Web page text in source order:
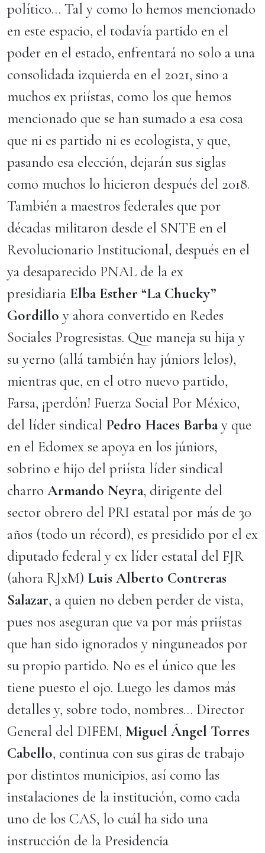
político… Tal y como lo hemos mencionado
en este espacio, el todavía partido en el
poder en el estado, enfrentará no solo a una
consolidada izquierda en el 2021, sino a
muchos ex priístas, como los que hemos
mencionado que se han sumado a esa cosa
que ni es partido ni es ecologista, y que,
pasando esa elección, dejarán sus siglas
como muchos lo hicieron después del 2018.
También a maestros federales que por
décadas militaron desde el SNTE en el
Revolucionario Institucional, después en el
ya desaparecido PNAL de la ex
presidiaria Elba Esther “La Chucky”
Gordillo y ahora convertido en Redes
Sociales Progresistas. Que maneja su hija y
su yerno (allá también hay júniors lelos),
mientras que, en el otro nuevo partido,
Farsa, ¡perdón! Fuerza Social Por México,
del líder sindical Pedro Haces Barbay que
en el Edomex se apoya en los júniors,
sobrino e hijo del priísta líder sindical
charro Armando Neyra, dirigente del
sector obrero del PRI estatal por más de 30
años (todo un récord), es presidido por el ex
diputado federal y ex líder estatal del FJR
(ahora RJxM) Luis Alberto Contreras
Salazar, a quien no deben perder de vista,
pues nos aseguran que va por más priístas
que han sido ignorados y ninguneados por
su propio partido. No es el único que les
tiene puesto el ojo. Luego les damos más
detalles y, sobre todo, nombres… Director
General del DIFEM, Miguel Ángel Torres
Cabello, continua con sus giras de trabajo
por distintos municipios, así como las
instalaciones de la institución, como cada
uno de los CAS, lo cuál ha sido una
instrucción de la Presidencia